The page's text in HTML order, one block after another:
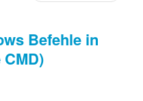
Befehle in